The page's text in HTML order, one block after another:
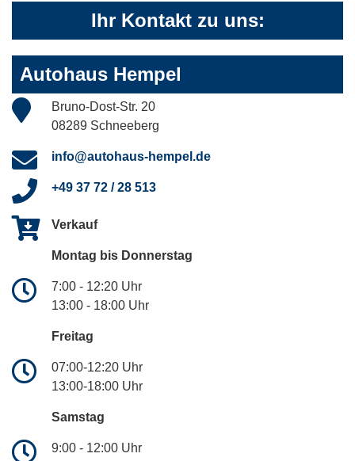
Ihr Kontakt zu uns:
Autohaus Hempel
Bruno-Dost-Str. 20
08289 Schneeberg
info@autohaus-hempel.de
+49 37 72 / 28 513
Verkauf
Montag bis Donnerstag
7:00 - 12:20 Uhr
13:00 - 18:00 Uhr
Freitag
07:00-12:20 Uhr
13:00-18:00 Uhr
Samstag
9:00 - 12:00 Uhr